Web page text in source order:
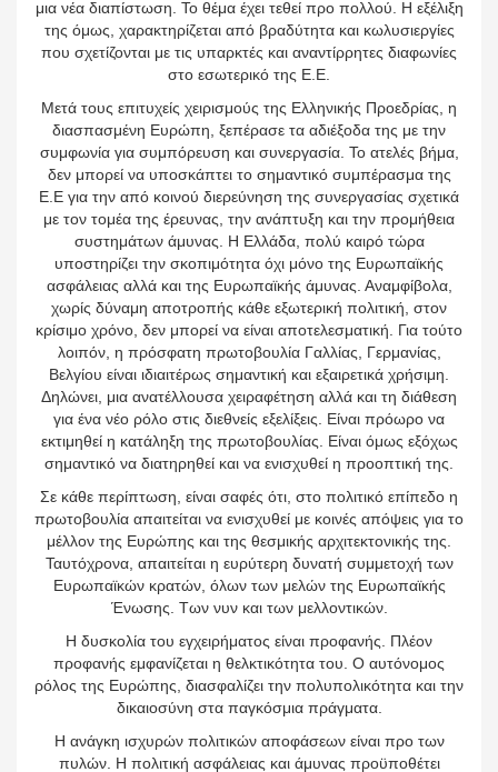
μια νέα διαπίστωση. Το θέμα έχει τεθεί προ πολλού. Η εξέλιξη
της όμως, χαρακτηρίζεται από βραδύτητα και κωλυσιεργίες
που σχετίζονται με τις υπαρκτές και αναντίρρητες διαφωνίες
στο εσωτερικό της Ε.Ε.
Μετά τους επιτυχείς χειρισμούς της Ελληνικής Προεδρίας, η
διασπασμένη Ευρώπη, ξεπέρασε τα αδιέξοδα της με την
συμφωνία για συμπόρευση και συνεργασία. Το ατελές βήμα,
δεν μπορεί να υποσκάπτει το σημαντικό συμπέρασμα της
Ε.Ε για την από κοινού διερεύνηση της συνεργασίας σχετικά
με τον τομέα της έρευνας, την ανάπτυξη και την προμήθεια
συστημάτων άμυνας. Η Ελλάδα, πολύ καιρό τώρα
υποστηρίζει την σκοπιμότητα όχι μόνο της Ευρωπαϊκής
ασφάλειας αλλά και της Ευρωπαϊκής άμυνας. Αναμφίβολα,
χωρίς δύναμη αποτροπής κάθε εξωτερική πολιτική, στον
κρίσιμο χρόνο, δεν μπορεί να είναι αποτελεσματική. Για τούτο
λοιπόν, η πρόσφατη πρωτοβουλία Γαλλίας, Γερμανίας,
Βελγίου είναι ιδιαιτέρως σημαντική και εξαιρετικά χρήσιμη.
Δηλώνει, μια ανατέλλουσα χειραφέτηση αλλά και τη διάθεση
για ένα νέο ρόλο στις διεθνείς εξελίξεις. Είναι πρόωρο να
εκτιμηθεί η κατάληξη της πρωτοβουλίας. Είναι όμως εξόχως
σημαντικό να διατηρηθεί και να ενισχυθεί η προοπτική της.
Σε κάθε περίπτωση, είναι σαφές ότι, στο πολιτικό επίπεδο η
πρωτοβουλία απαιτείται να ενισχυθεί με κοινές απόψεις για το
μέλλον της Ευρώπης και της θεσμικής αρχιτεκτονικής της.
Ταυτόχρονα, απαιτείται η ευρύτερη δυνατή συμμετοχή των
Ευρωπαϊκών κρατών, όλων των μελών της Ευρωπαϊκής
Ένωσης. Των νυν και των μελλοντικών.
Η δυσκολία του εγχειρήματος είναι προφανής. Πλέον
προφανής εμφανίζεται η θελκτικότητα του. Ο αυτόνομος
ρόλος της Ευρώπης, διασφαλίζει την πολυπολικότητα και την
δικαιοσύνη στα παγκόσμια πράγματα.
Η ανάγκη ισχυρών πολιτικών αποφάσεων είναι προ των
πυλών. Η πολιτική ασφάλειας και άμυνας προϋποθέτει